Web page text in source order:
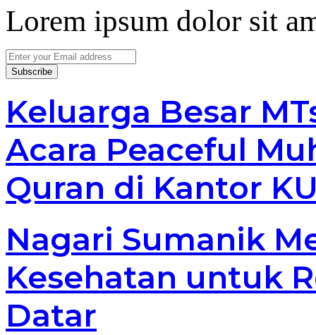
Lorem ipsum dolor sit
Enter
your
Email
Keluarga Besar
Acara Peaceful
Quran di Kantor
Nagari Sumanik
Kesehatan untuk
Datar